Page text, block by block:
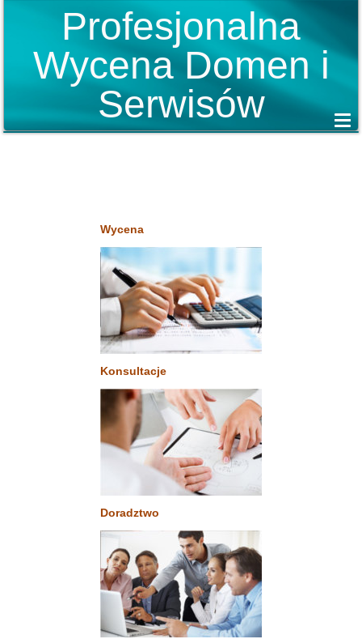
Profesjonalna
Wycena Domen i
Serwisów
Wycena
Konsultacje
Doradztwo